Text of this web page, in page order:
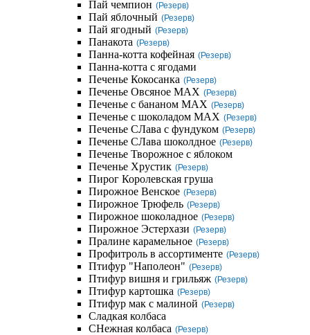
Пай чемпион (Резерв)
Пай яблочный (Резерв)
Пай ягодный (Резерв)
Панакота (Резерв)
Панна-котта кофейная (Резерв)
Панна-котта с ягодами
Печенье Кокосанка (Резерв)
Печенье Овсяное MAX (Резерв)
Печенье с бананом MAX (Резерв)
Печенье с шоколадом MAX (Резерв)
Печенье СЛава с фундуком (Резерв)
Печенье СЛава шоколдное (Резерв)
Печенье Творожное с яблоком
Печенье Хрустик (Резерв)
Пирог Королевская груша
Пирожное Венское (Резерв)
Пирожное Трюфель (Резерв)
Пирожное шоколадное (Резерв)
Пирожное Эстерхази (Резерв)
Пралине карамельное (Резерв)
Профитроль в ассортименте (Резерв)
Птифур "Наполеон" (Резерв)
Птифур вишня и грильяж (Резерв)
Птифур картошка (Резерв)
Птифур мак с малиной (Резерв)
Сладкая колбаса
СНежная колбаса (Резерв)